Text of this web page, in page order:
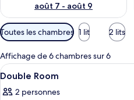
août 7 - août 9
Filtres
disponibles
pour
les
chambres
Toutes les chambres 1 lit 2 lits
Affichage de 6 chambres sur 6
Afficher
toutes
les
3
Double Room
2 personnes